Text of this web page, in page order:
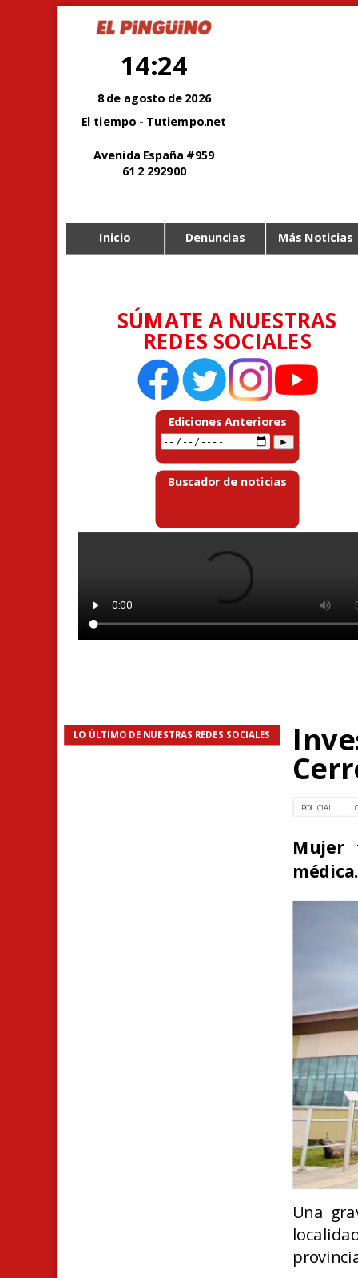
14:24
8 de agosto de 2026
El tiempo - Tutiempo.net
Avenida España #959
61 2 292900
Inicio Denuncias Más Noticias
SÚMATE A NUESTRAS
REDES SOCIALES
Ediciones Anteriores
Buscador de noticias
LO ÚLTIMO DE NUESTRAS REDES SOCIALES
POLICIAL
Mujer
médica.
Una